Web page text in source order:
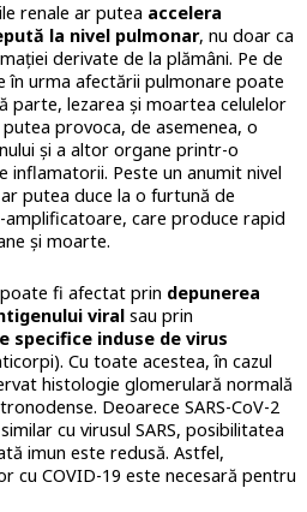
renale ar putea accelera
la nivel pulmonar, nu doar ca
derivate de la plămâni. Pe de
urma afectării pulmonare poate
parte, lezarea și moartea celulelor
provoca, de asemenea, o
și a altor organe printr-o
inflamatorii. Peste un anumit nivel
putea duce la o furtună de
amplificatoare, care produce rapid
și moarte.
fi afectat prin depunerea
viralsau prin
specifice induse de virus
Cu toate acestea, în cazul
histologie glomerulară normală
Deoarece SARS-CoV-2
cu virusul SARS, posibilitatea
imun este redusă. Astfel,
cu COVID-19 este necesară pentru